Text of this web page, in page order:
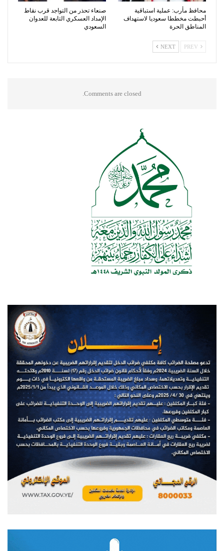
محافظ مأرب: عملية استباقية
أحبطت مخططا سعوديا لاستهداف
المناطق الحرة
صنعاء تحذر من التواجد قرب نقاط
الإمداد العسكري التابعة للعدوان
السعودي
NEXT
Comments are closed.